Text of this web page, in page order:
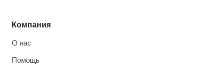
Компания
О нас
Помощь